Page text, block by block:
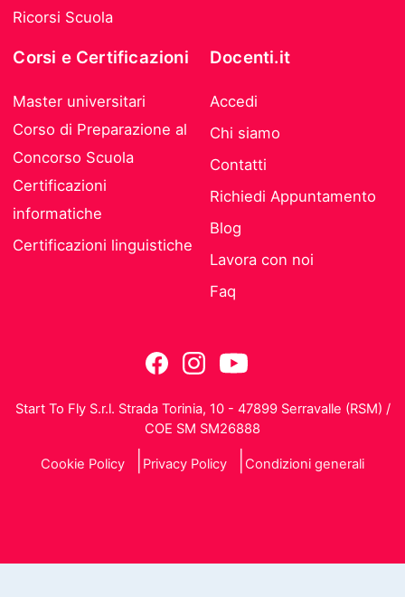
Ricorsi Scuola
Corsi e Certificazioni
Master universitari
Corso di Preparazione al
Concorso Scuola
Certificazioni
informatiche
Certificazioni linguistiche
Docenti.it
Accedi
Chi siamo
Contatti
Richiedi Appuntamento
Blog
Lavora con noi
Faq
Start To Fly S.r.l. Strada Torinia, 10 - 47899 Serravalle (RSM) /
COE SM SM26888
Cookie Policy Privacy Policy Condizioni generali